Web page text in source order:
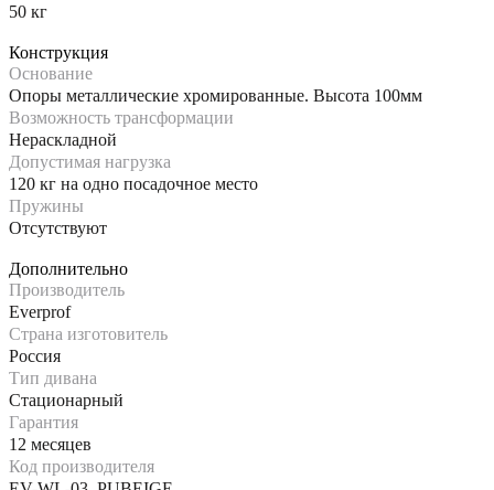
50 кг
Конструкция
Основание
Опоры металлические хромированные. Высота 100мм
Возможность трансформации
Нераскладной
Допустимая нагрузка
120 кг на одно посадочное место
Пружины
Отсутствуют
Дополнительно
Производитель
Everprof
Страна изготовитель
Россия
Тип дивана
Стационарный
Гарантия
12 месяцев
Код производителя